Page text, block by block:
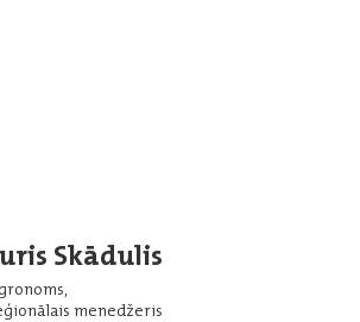
Skādulis
menedžeris